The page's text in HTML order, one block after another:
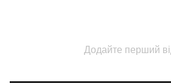
Додайте перший